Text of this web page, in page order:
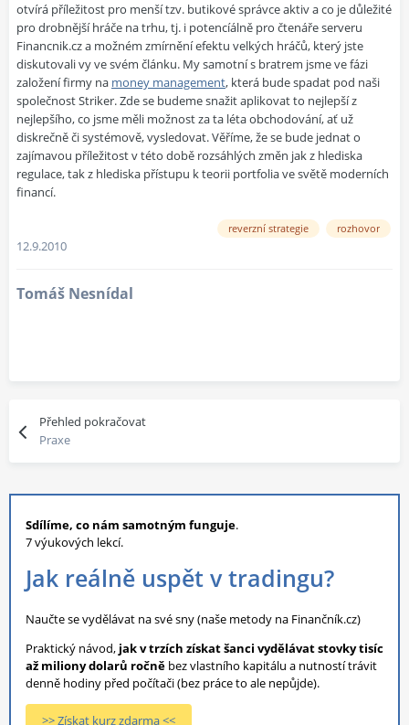
otvírá příležitost pro menší tzv. butikové správce aktiv a co je důležité
pro drobnější hráče na trhu, tj. i potencíálně pro čtenáře serveru
Financnik.cz a možném zmírnění efektu velkých hráčů, který jste
diskutovali vy ve svém článku. My samotní s bratrem jsme ve fázi
založení firmy na money management, která bude spadat pod naši
společnost Striker. Zde se budeme snažit aplikovat to nejlepší z
nejlepšího, co jsme měli možnost za ta léta obchodování, ať už
diskrečně či systémově, vysledovat. Věříme, že se bude jednat o
zajímavou příležitost v této době rozsáhlých změn jak z hlediska
regulace, tak z hlediska přístupu k teorii portfolia ve světě moderních
financí.
reverzní strategie rozhovor
12.9.2010
Tomáš Nesnídal
Přehled pokračovat
Praxe
Sdílíme, co nám samotným funguje.
7 výukových lekcí.
Jak reálně uspět v tradingu?
Naučte se vydělávat na své sny (naše metody na Finančník.cz)
Praktický návod, jak v trzích získat šanci vydělávat stovky tisíc
až miliony dolarů ročně bez vlastního kapitálu a nutností trávit
denně hodiny před počítači (bez práce to ale nepůjde).
>> Získat kurz zdarma <<